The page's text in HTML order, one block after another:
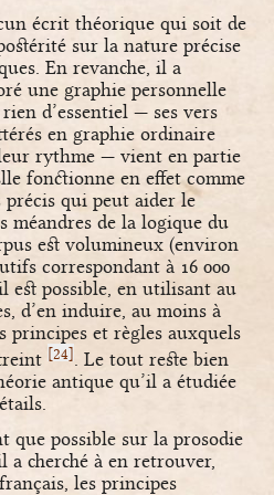
écrit théorique qui soit de
sur la nature précise
En revanche, il a
une graphie personnelle
rien d’essentiel — ses vers
en graphie ordinaire
rythme — vient en partie
fonctionne en effet comme
précis qui peut aider le
méandres de la logique du
est volumineux (environ
correspondant à 16 000
est possible, en utilisant au
d’en induire, au moins à
principes et règles auxquels
[24]
. Le tout reste bien
antique qu’il a étudiée
que possible sur la prosodie
cherché à en retrouver,
les principes